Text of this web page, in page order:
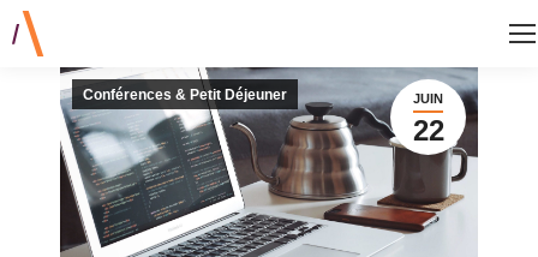
JUIN
22
Conférences & Petit Déjeuner